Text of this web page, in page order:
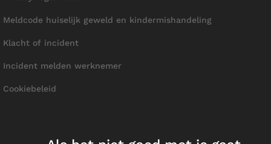
Meldcode huiselijk geweld en kindermishandeling
Klacht of incident
Incident melden werknemer
Cookiebeleid